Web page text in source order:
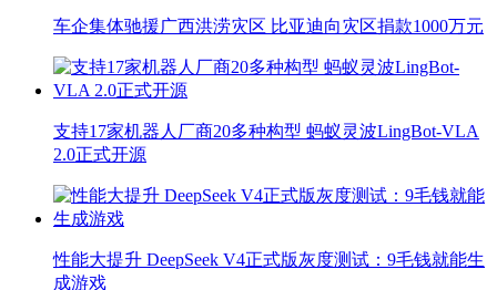
车企集体驰援广西洪涝灾区 比亚迪向灾区捐款1000万元
支持17家机器人厂商20多种构型 蚂蚁灵波LingBot-VLA
2.0正式开源
性能大提升 DeepSeek V4正式版灰度测试：9毛钱就能生
成游戏